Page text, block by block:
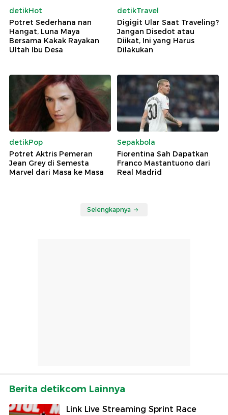
detikHot
Potret Sederhana nan
Hangat, Luna Maya
Bersama Kakak Rayakan
Ultah Ibu Desa
detikTravel
Digigit Ular Saat Traveling?
Jangan Disedot atau
Diikat, Ini yang Harus
Dilakukan
detikPop
Potret Aktris Pemeran
Jean Grey di Semesta
Marvel dari Masa ke Masa
Sepakbola
Fiorentina Sah Dapatkan
Franco Mastantuono dari
Real Madrid
Selengkapnya
Berita detikcom Lainnya
Link Live Streaming Sprint Race